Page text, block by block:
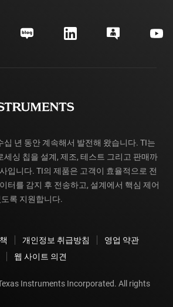
십 년 동안 계속해서 발전해 왔습니다. TI는
싱 칩을 설계, 제조, 테스트 그리고 판매까
입니다. TI의 제품은 고객이 효율적으로 전
터를 감지 후 전송하고, 설계에서 핵심 제어
록 지원합니다.
개인정보 취급방침
영업 약관
웹 사이트 의견
Instruments Incorporated. All rights